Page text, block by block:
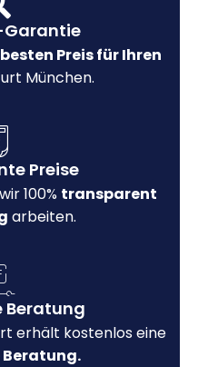
Garantie
besten Preis für Ihren
München.
Preise
100% transparent
arbeiten.
Beratung
erhält kostenlos eine